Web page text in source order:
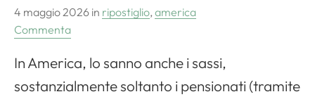
4 maggio 2026 in ripostiglio, america
Commenta
In America, lo sanno anche i sassi,
sostanzialmente soltanto i pensionati (tramite